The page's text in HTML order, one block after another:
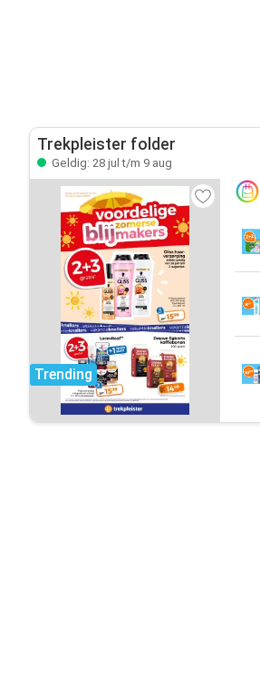
Trekpleister folder
Geldig: 28 jul t/m 9 aug
Trending